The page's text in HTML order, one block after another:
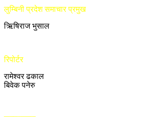
लुम्बिनी प्रदेश समाचार प्रमुख
ऋिषिराज भुसाल
रिपोर्टर
रामेश्वर ढकाल
बिवेक पनेरु